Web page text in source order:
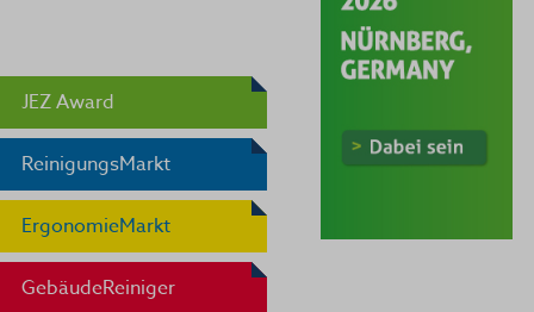
JEZ Award
ReinigungsMarkt
ErgonomieMarkt
GebäudeReiniger